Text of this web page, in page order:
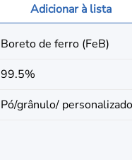
Adicionar à lista
Boreto de ferro (FeB)
99.5%
Pó/grânulo/ personalizado